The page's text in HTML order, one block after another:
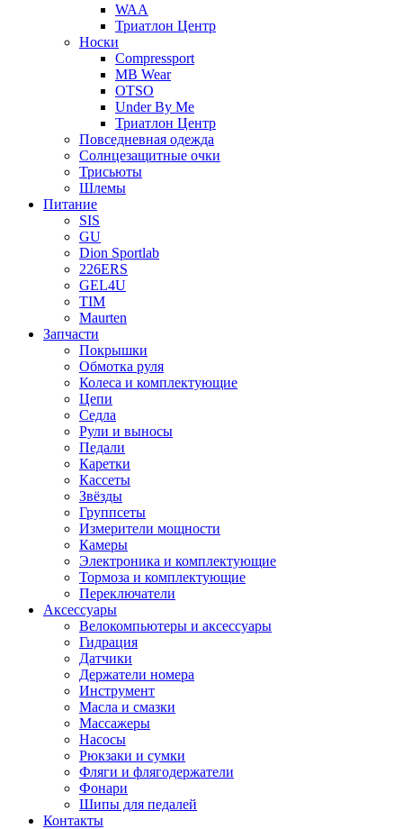
WAA
Триатлон Центр
Носки
Compressport
MB Wear
OTSO
Under By Me
Триатлон Центр
Повседневная одежда
Солнцезащитные очки
Трисьюты
Шлемы
Питание
SIS
GU
Dion Sportlab
226ERS
GEL4U
TIM
Maurten
Запчасти
Покрышки
Обмотка руля
Колеса и комплектующие
Цепи
Седла
Рули и выносы
Педали
Каретки
Кассеты
Звёзды
Группсеты
Измерители мощности
Камеры
Электроника и комплектующие
Тормоза и комплектующие
Переключатели
Аксессуары
Велокомпьютеры и аксессуары
Гидрация
Датчики
Держатели номера
Инструмент
Масла и смазки
Массажеры
Насосы
Рюкзаки и сумки
Фляги и флягодержатели
Фонари
Шипы для педалей
Контакты